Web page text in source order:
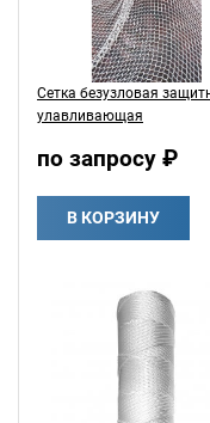
Сетка безузловая
улавливающая
по запросу ₽
В КОРЗИНУ